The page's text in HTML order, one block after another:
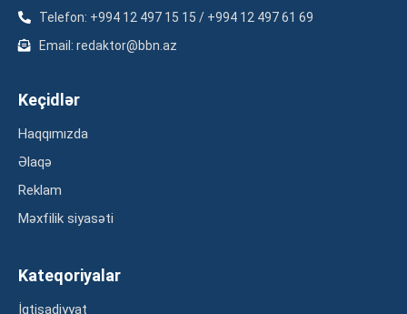
Telefon: +994 12 497 15 15 / +994 12 497 61 69
Email: redaktor@bbn.az
Keçidlər
Haqqımızda
Əlaqə
Reklam
Məxfilik siyasəti
Kateqoriyalar
İqtisadiyyat